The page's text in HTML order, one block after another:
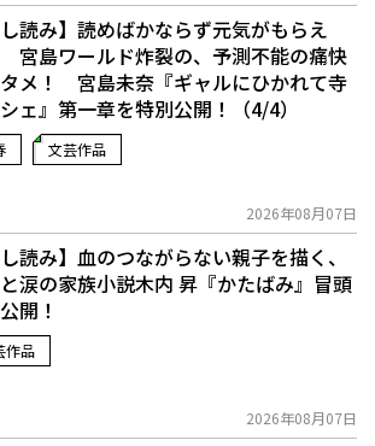
し読み】読めばかならず元気がもらえ
宮島ワールド炸裂の、予測不能の痛快
メ！ 宮島未奈『ギャルにひかれて寺
ェ』第一章を特別公開！（4/4）
文芸作品
2026年08月07日
し読み】血のつながらない親子を描く、
涙の家族小説――木内 昇『かたばみ』冒頭
開！
作品
2026年08月07日